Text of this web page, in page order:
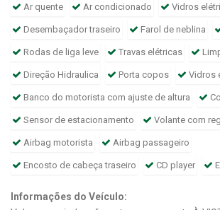
Ar quente Ar condicionado Vidros
Desembaçador traseiro Farol de neblina
Rodas de liga leve Travas elétricas
Direção Hidraulica Porta copos Vidros
Banco do motorista com ajuste de altura
Sensor de estacionamento Volante com
Airbag motorista Airbag passageiro
Encosto de cabeça traseiro CD player
Informações do Veículo: